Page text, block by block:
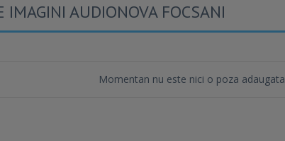
IMAGINI AUDIONOVA FOCSANI
Momentan nu este nici o poza adaugata